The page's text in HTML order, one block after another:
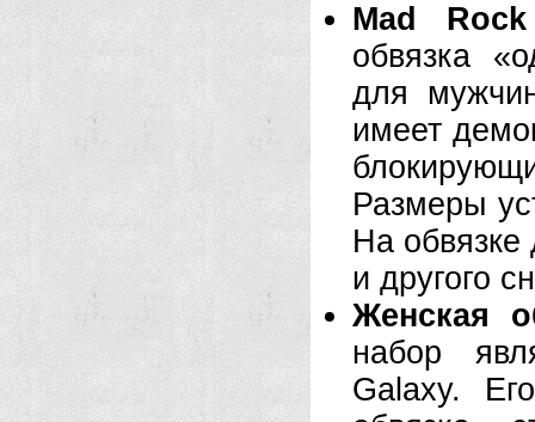
Mad
обвязка
для
имеет
Размеры
На обвязке
и другого
Женская
набор
Galaxy.